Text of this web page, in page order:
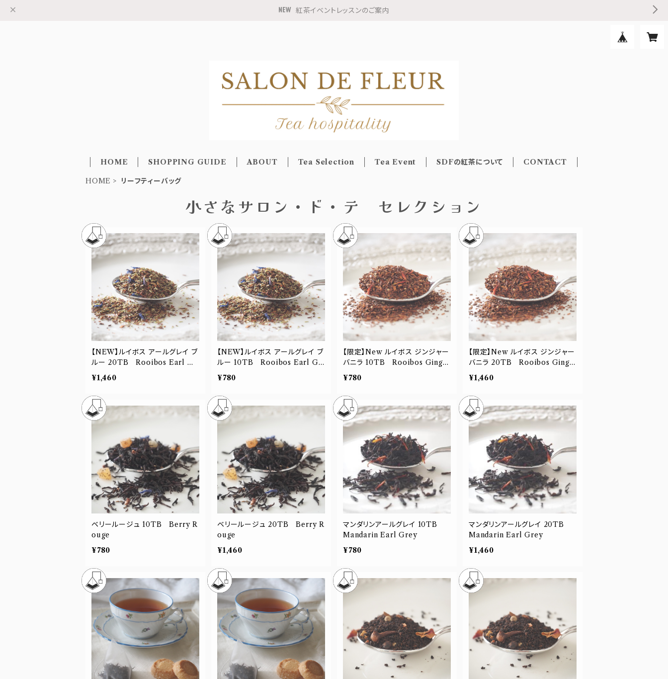
紅茶イベントレッスンのご案内
HOME SHOPPING GUIDE ABOUT Tea Selection Tea Event SDFの紅茶について CONTACT
HOME リーフティーバッグ
小さなサロン・ド・テ セレクション
【NEW】ルイボス アールグレイ ブ
ルー 20TB Rooibos Earl Gr
ey Blue
¥1,460
【NEW】ルイボス アールグレイ ブ
ルー 10TB Rooibos Earl Gr
ey Blue
¥780
【限定】New ルイボス ジンジャー
バニラ 10TB Rooibos Ginger
Vanilla
¥780
【限定】New ルイボス ジンジャー
バニラ 20TB Rooibos Ginge
r Vanilla
¥1,460
ベリールージュ 10TB Berry R
ouge
¥780
ベリールージュ 20TB Berry R
ouge
¥1,460
マンダリンアールグレイ 10TB
Mandarin Earl Grey
¥780
マンダリンアールグレイ 20TB
Mandarin Earl Grey
¥1,460